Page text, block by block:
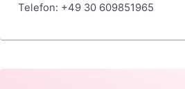
Telefon: +49 30 609851965